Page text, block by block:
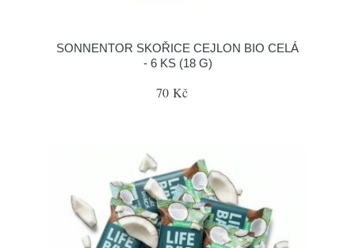
SONNENTOR SKOŘICE CEJLON BIO CELÁ
- 6 KS (18 G)
70 Kč